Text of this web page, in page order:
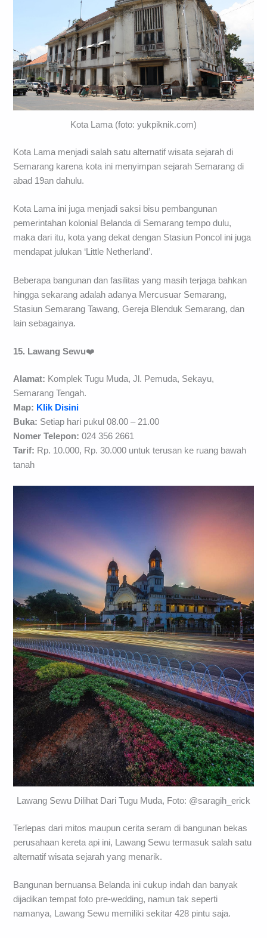
Kota Lama (foto: yukpiknik.com)
Kota Lama menjadi salah satu alternatif wisata sejarah di
Semarang karena kota ini menyimpan sejarah Semarang di
abad 19an dahulu.
Kota Lama ini juga menjadi saksi bisu pembangunan
pemerintahan kolonial Belanda di Semarang tempo dulu,
maka dari itu, kota yang dekat dengan Stasiun Poncol ini juga
mendapat julukan ‘Little Netherland’.
Beberapa bangunan dan fasilitas yang masih terjaga bahkan
hingga sekarang adalah adanya Mercusuar Semarang,
Stasiun Semarang Tawang, Gereja Blenduk Semarang, dan
lain sebagainya.
15. Lawang Sewu❤️
Alamat: Komplek Tugu Muda, Jl. Pemuda, Sekayu,
Semarang Tengah.
Map: Klik Disini
Buka: Setiap hari pukul 08.00 – 21.00
Nomer Telepon:024 356 2661
Tarif: Rp. 10.000, Rp. 30.000 untuk terusan ke ruang bawah
tanah
Lawang Sewu Dilihat Dari Tugu Muda, Foto: @saragih_erick
Terlepas dari mitos maupun cerita seram di bangunan bekas
perusahaan kereta api ini, Lawang Sewu termasuk salah satu
alternatif wisata sejarah yang menarik.
Bangunan bernuansa Belanda ini cukup indah dan banyak
dijadikan tempat foto pre-wedding, namun tak seperti
namanya, Lawang Sewu memiliki sekitar 428 pintu saja.